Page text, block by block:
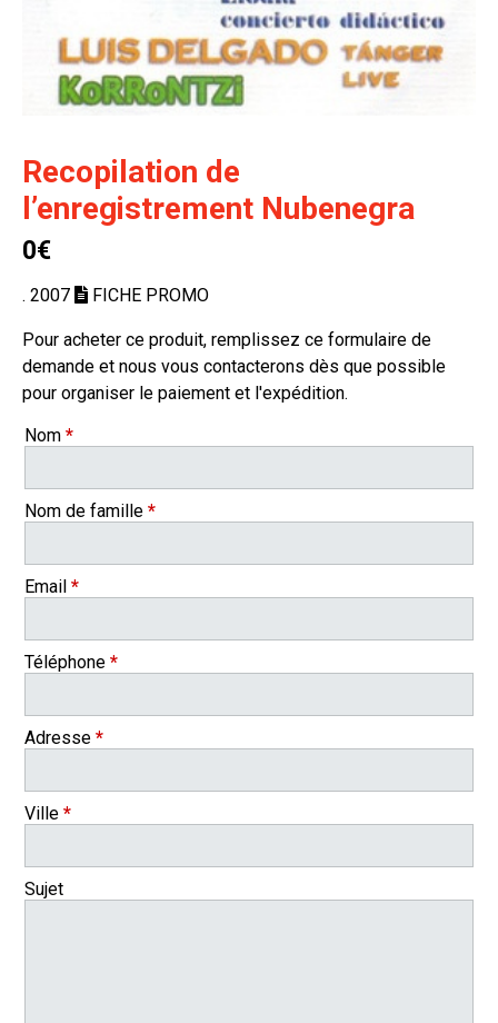
Recopilation de
l’enregistrement Nubenegra
0€
. 2007 FICHE PROMO
Pour acheter ce produit, remplissez ce formulaire de
demande et nous vous contacterons dès que possible
pour organiser le paiement et l'expédition.
Nom *
Nom de famille *
Email *
Téléphone *
Adresse *
Ville *
Sujet